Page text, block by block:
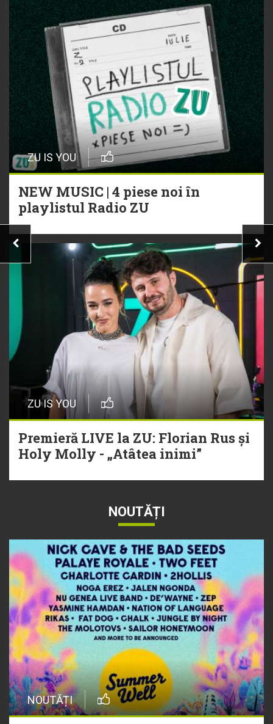
ZU IS YOU
NEW MUSIC | 4 piese noi în
playlistul Radio ZU
ZU IS YOU
Premieră LIVE la ZU: Florian Rus și
Holy Molly - „Atâtea inimi”
NOUTĂȚI
NOUTĂȚI